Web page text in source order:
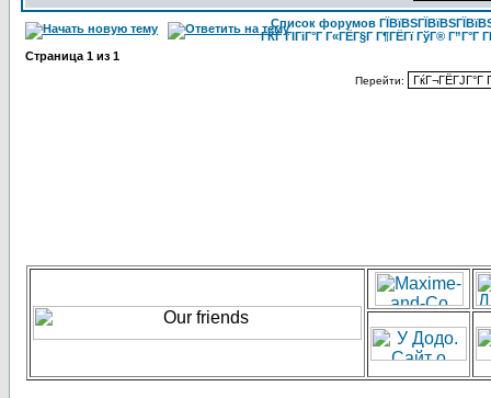
Список форумов
ГЌГ ГІГіГ°Г Г«ГЁГ§Г Г¶ГЁГї ГўГ® Г”Г°Г
Страница 1 из 1
Перейти: